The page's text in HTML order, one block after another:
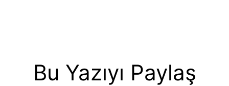
Bu Yazıyı Paylaş